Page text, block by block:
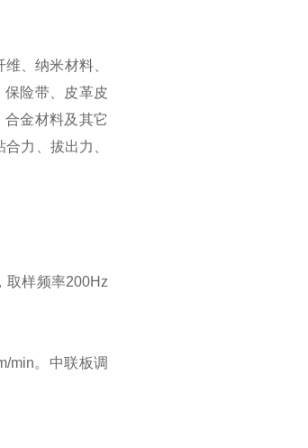
、纳米材料、
险带、皮革皮
金材料及其它
力、拔出力、
取样频率200Hz
min。中联板调